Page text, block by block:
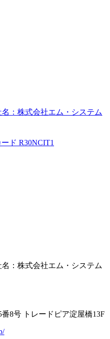
：株式会社エム・システム
ド R30NCIT1
：株式会社エム・システム
8号 トレードピア淀屋橋13F